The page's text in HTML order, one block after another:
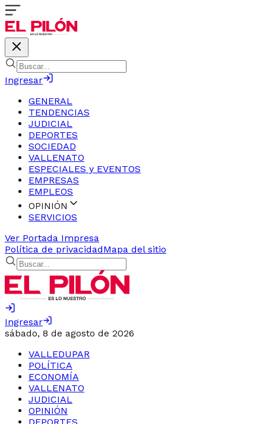
Ingresar
GENERAL
TENDENCIAS
JUDICIAL
DEPORTES
SOCIEDAD
VALLENATO
ESPECIALES y EVENTOS
EMPRESAS
EMPLEOS
OPINIÓN
SERVICIOS
Ver Portada Impresa
Política de privacidadMapa del sitio
Ingresar
sábado, 8 de agosto de 2026
VALLEDUPAR
POLÍTICA
ECONOMÍA
VALLENATO
JUDICIAL
OPINIÓN